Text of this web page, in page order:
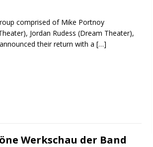
comprised of Mike Portnoy
Jordan Rudess (Dream Theater),
their return with a […]
Werkschau der Band